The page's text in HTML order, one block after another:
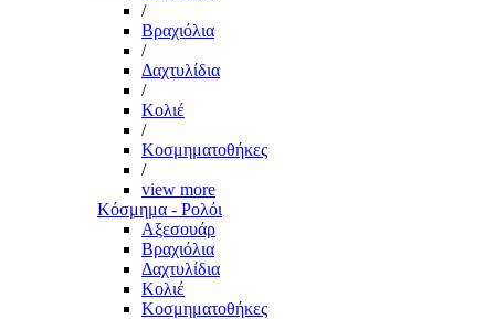
/
Βραχιόλια
/
Δαχτυλίδια
/
Κολιέ
/
Κοσμηματοθήκες
/
view more
Κόσμημα - Ρολόι
Αξεσουάρ
Βραχιόλια
Δαχτυλίδια
Κολιέ
Κοσμηματοθήκες